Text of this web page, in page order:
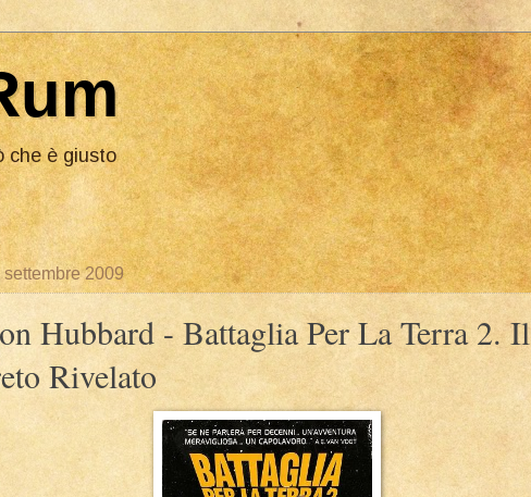
che è giusto
2009
Hubbard - Battaglia Per La Terra 2. Il
Rivelato